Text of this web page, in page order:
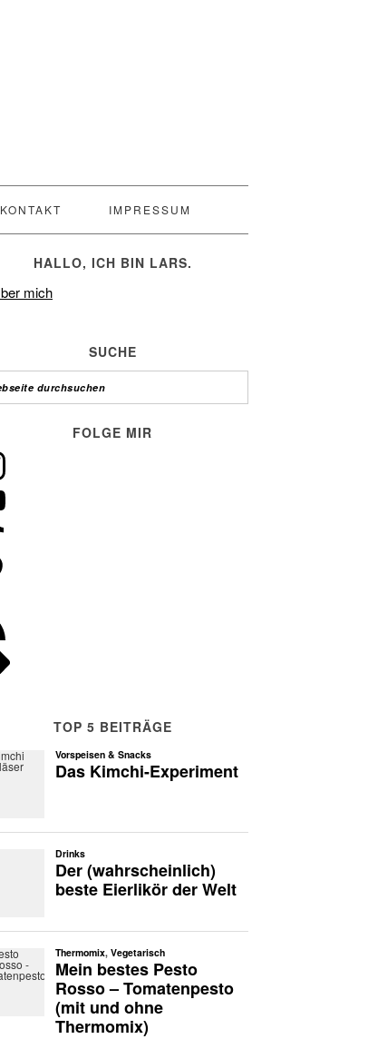
KONTAKT IMPRESSUM
HALLO, ICH BIN LARS.
SUCHE
FOLGE MIR
TOP 5 BEITRÄGE